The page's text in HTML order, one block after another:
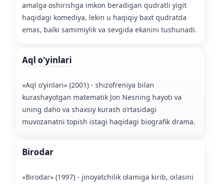
amalga oshirishga imkon beradigan qudratli yigit
haqidagi komediya, lekin u haqiqiy baxt qudratda
emas, balki samimiylik va sevgida ekanini tushunadi.
Aql oʻyinlari
«Aql o’yinlari» (2001) - shizofreniya bilan
kurashayotgan matematik Jon Nesning hayoti va
uning daho va shaxsiy kurash o’rtasidagi
muvozanatni topish istagi haqidagi biografik drama.
Birodar
«Birodar» (1997) - jinoyatchilik olamiga kirib, oilasini